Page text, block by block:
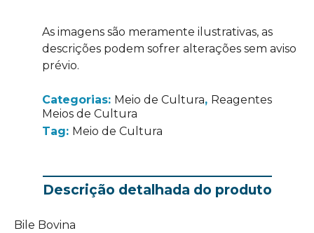
As imagens são meramente ilustrativas, as
descrições podem sofrer alterações sem aviso
prévio.
Categorias: Meio de Cultura, Reagentes
Meios de Cultura
Tag: Meio de Cultura
Descrição detalhada do produto
Bile Bovina